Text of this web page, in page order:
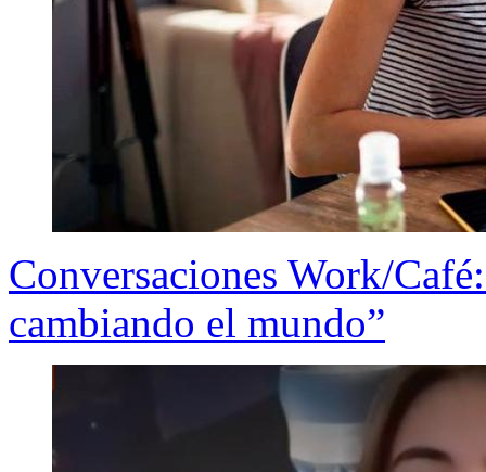
Conversaciones Work/
cambiando el mundo”